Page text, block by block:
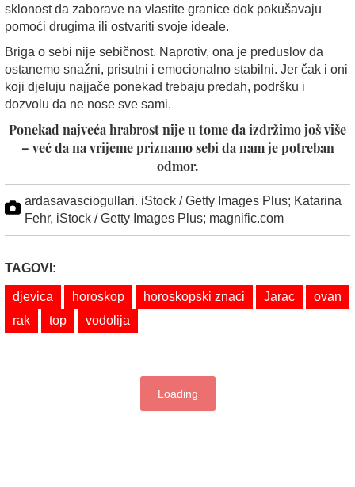
sklonost da zaborave na vlastite granice dok pokušavaju
pomoći drugima ili ostvariti svoje ideale.
Briga o sebi nije sebičnost. Naprotiv, ona je preduslov da
ostanemo snažni, prisutni i emocionalno stabilni. Jer čak i oni
koji djeluju najjače ponekad trebaju predah, podršku i
dozvolu da ne nose sve sami.
Ponekad najveća hrabrost nije u tome da izdržimo još više
– već da na vrijeme priznamo sebi da nam je potreban
odmor.
ardasavasciogullari. iStock / Getty Images Plus; Katarina
Fehr, iStock / Getty Images Plus; magnific.com
TAGOVI:
djevica horoskop horoskopski znaci Jarac
ovan
rak
top vodolija
Loading